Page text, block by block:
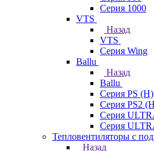
Серия 1000
VTS
Назад
VTS
Серия Wing
Ballu
Назад
Ballu
Серия PS (H)
Серия PS2
Серия
Серия
Тепловентиляторы с
Назад